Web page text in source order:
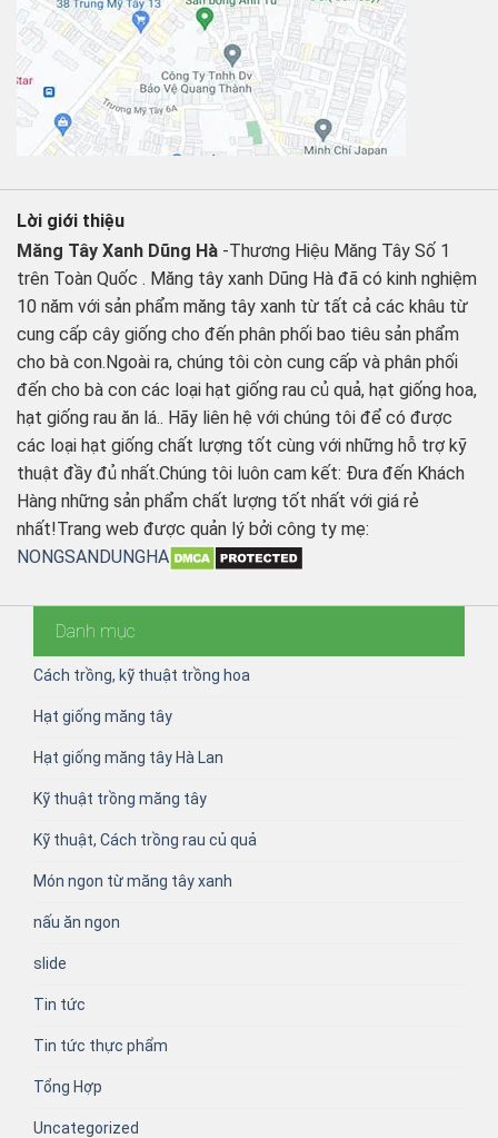
Lời giới thiệu
Măng Tây Xanh Dũng Hà -Thương Hiệu Măng Tây Số 1
trên Toàn Quốc . Măng tây xanh Dũng Hà đã có kinh nghiệm
10 năm với sản phẩm măng tây xanh từ tất cả các khâu từ
cung cấp cây giống cho đến phân phối bao tiêu sản phẩm
cho bà con.Ngoài ra, chúng tôi còn cung cấp và phân phối
đến cho bà con các loại hạt giống rau củ quả, hạt giống hoa,
hạt giống rau ăn lá.. Hãy liên hệ với chúng tôi để có được
các loại hạt giống chất lượng tốt cùng với những hỗ trợ kỹ
thuật đầy đủ nhất.Chúng tôi luôn cam kết: Đưa đến Khách
Hàng những sản phẩm chất lượng tốt nhất với giá rẻ
nhất!Trang web được quản lý bởi công ty mẹ:
NONGSANDUNGHA
Danh mục
Cách trồng, kỹ thuật trồng hoa
Hạt giống măng tây
Hạt giống măng tây Hà Lan
Kỹ thuật trồng măng tây
Kỹ thuật, Cách trồng rau củ quả
Món ngon từ măng tây xanh
nấu ăn ngon
slide
Tin tức
Tin tức thực phẩm
Tổng Hợp
Uncategorized